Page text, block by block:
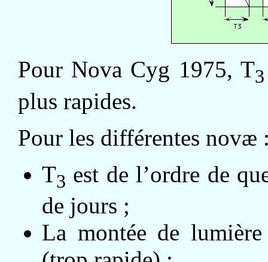
Pour Nova Cyg 1975, T3
plus rapides.
Pour les différentes novæ
T3 est de l’ordre de
de jours ;
La montée de lumière